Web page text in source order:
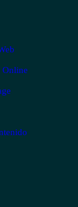
Online